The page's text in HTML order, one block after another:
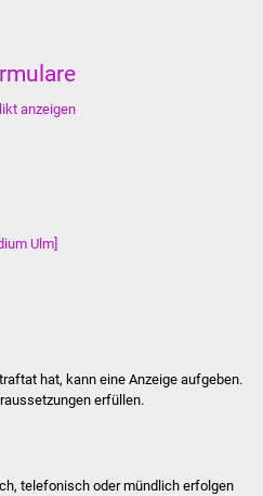
Schulentwicklung Bizet
Was erledige ich wo
anzeigen
Ulm]
hat, kann eine Anzeige aufgeben.
erfüllen.
telefonisch oder mündlich erfolgen